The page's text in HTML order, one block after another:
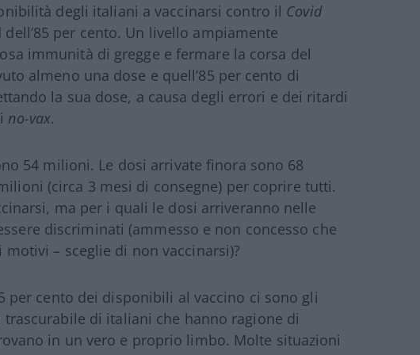
degli italiani a vaccinarsi contro il Covid
per cento. Un livello ampiamente
immunità di gregge e fermare la corsa del
almeno una dose e quell’85 per cento di
la sua dose, a causa degli errori e dei ritardi
no-vax.
54 milioni. Le dosi arrivate finora sono 68
(circa 3 mesi di consegne) per coprire tutti.
ma per i quali le dosi arriveranno nelle
discriminati (ammesso e non concesso che
– sceglie di non vaccinarsi)?
per cento dei disponibili al vaccino ci sono gli
di italiani che hanno ragione di
in un vero e proprio limbo. Molte situazioni